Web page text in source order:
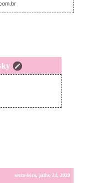
sexta-feira, julho 24, 2020
sexta-feira, julho 24, 2020